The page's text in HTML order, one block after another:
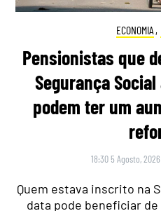
ECONOMIA ,
Pensionistas que
Segurança
podem ter um
18:30 5 Agosto, 2026
Quem estava inscrito na
data pode beneficiar